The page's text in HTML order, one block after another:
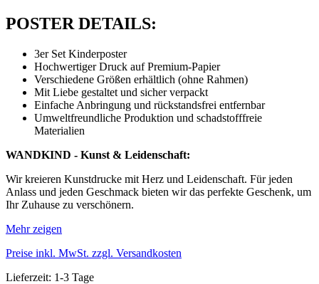
POSTER DETAILS:
3er Set Kinderposter
Hochwertiger Druck auf Premium-Papier
Verschiedene Größen erhältlich (ohne Rahmen)
Mit Liebe gestaltet und sicher verpackt
Einfache Anbringung und rückstandsfrei entfernbar
Umweltfreundliche Produktion und schadstofffreie
Materialien
WANDKIND - Kunst & Leidenschaft:
Wir kreieren Kunstdrucke mit Herz und Leidenschaft. Für jeden
Anlass und jeden Geschmack bieten wir das perfekte Geschenk, um
Ihr Zuhause zu verschönern.
Mehr zeigen
Preise inkl. MwSt. zzgl. Versandkosten
Lieferzeit: 1-3 Tage